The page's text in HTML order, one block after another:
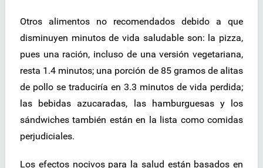
Otros alimentos no recomendados debido a que
disminuyen minutos de vida saludable son: la pizza,
pues una ración, incluso de una versión vegetariana,
resta 1.4 minutos; una porción de 85 gramos de alitas
de pollo se traduciría en 3.3 minutos de vida perdida;
las bebidas azucaradas, las hamburguesas y los
sándwiches también están en la lista como comidas
perjudiciales.
Los efectos nocivos para la salud están basados en